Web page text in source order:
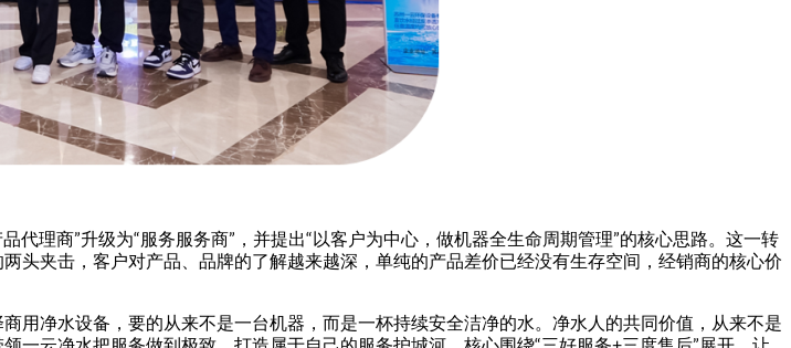
理商”升级为“服务服务商”，并提出“以客户为中心，做机器全生命周期管理”的核心思路。这一转
头夹击，客户对产品、品牌的了解越来越深，单纯的产品差价已经没有生存空间，经销商的核心价
用净水设备，要的从来不是一台机器，而是一杯持续安全洁净的水。净水人的共同价值，从来不是